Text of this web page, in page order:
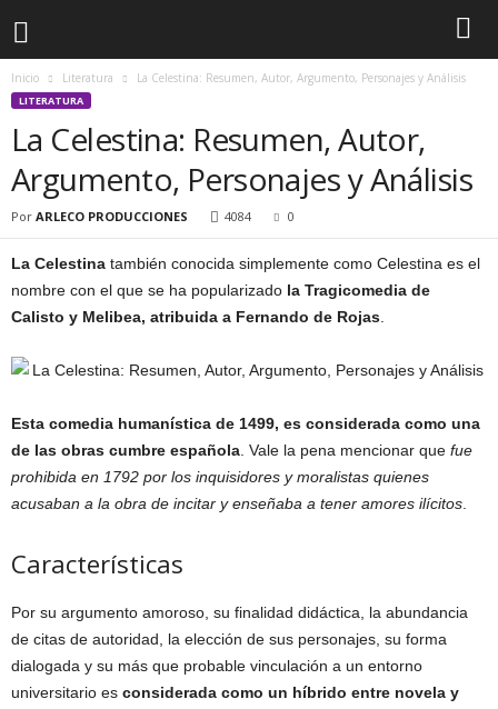
Inicio Literatura La Celestina: Resumen, Autor, Argumento, Personajes y Análisis
LITERATURA
La Celestina: Resumen, Autor,
Argumento, Personajes y Análisis
Por ARLECO PRODUCCIONES 4084 0
La Celestina también conocida simplemente como Celestina es el
nombre con el que se ha popularizado la Tragicomedia de
Calisto y Melibea, atribuida a Fernando de Rojas
Esta comedia humanística de 1499, es considerada como una
de las obras cumbre española . Vale la pena mencionar que fue
prohibida en 1792 por los inquisidores y moralistas quienes
acusaban a la obra de incitar y enseñaba a tener amores ilícitos
Características
Por su argumento amoroso, su finalidad didáctica, la abundancia
de citas de autoridad, la elección de sus personajes, su forma
dialogada y su más que probable vinculación a un entorno
universitario es considerada como un híbrido entre novela y